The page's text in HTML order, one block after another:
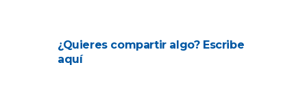
¿Quieres compartir algo? Escribe
aquí